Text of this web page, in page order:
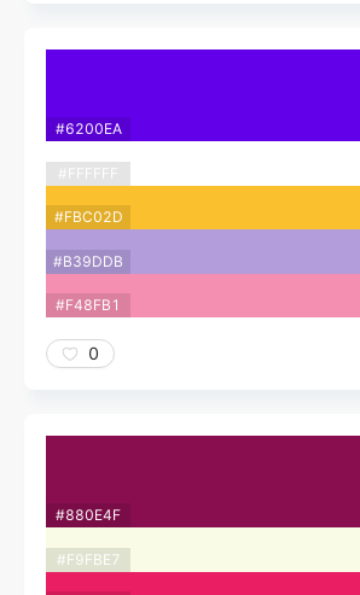
#6200EA
#FFFFFF
#FBC02D
#B39DDB
#F48FB1
0
#880E4F
#F9FBE7